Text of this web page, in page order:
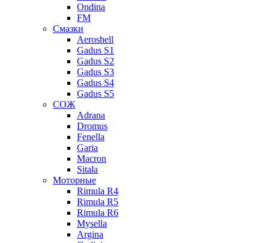
Ondina
FM
Смазки
Aeroshell
Gadus S1
Gadus S2
Gadus S3
Gadus S4
Gadus S5
СОЖ
Adrana
Dromus
Fenella
Garia
Macron
Sitala
Моторные
Rimula R4
Rimula R5
Rimula R6
Mysella
Argina